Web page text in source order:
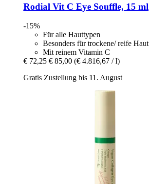
Rodial Vit C Eye Souffle, 15 ml
-15%
Für alle Hauttypen
Besonders für trockene/ reife Haut
Mit reinem Vitamin C
€ 72,25 € 85,00 (€ 4.816,67 / l)
Gratis Zustellung bis 11. August